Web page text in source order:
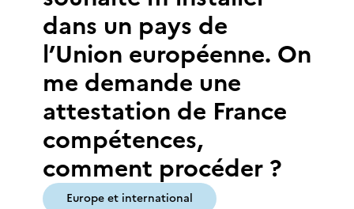
dans un pays de
l’Union européenne. On
me demande une
attestation de France
compétences,
comment procéder ?
Europe et international